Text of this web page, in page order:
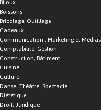
Bijoux
Boissons
Bricolage, Outillage
Cadeaux
Communication , Marketing et Médias
Comptabilité, Gestion
Construction, Bâtiment
Cuisine
Culture
Danse, Théâtre, Spectacle
Diététique
Droit, Juridique